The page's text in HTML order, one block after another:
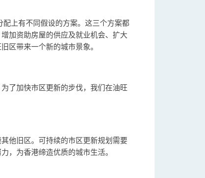
上有不同假设的方案。这三个方案都
加资助房屋的供应及就业机会、扩大
区带来一个新的城市景象。
了加快市区更新的步伐，我们在油旺
他旧区。可持续的市区更新规划需要
，为香港缔造优质的城市生活。